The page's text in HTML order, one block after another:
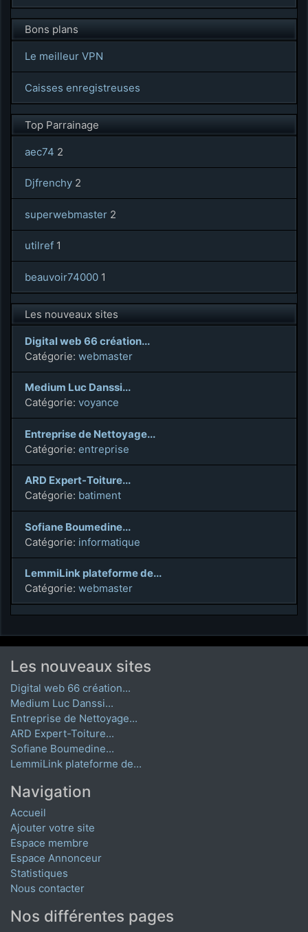
Bons plans
Le meilleur VPN
Caisses enregistreuses
Top Parrainage
aec74 2
Djfrenchy 2
superwebmaster 2
utilref 1
beauvoir74000 1
Les nouveaux sites
Digital web 66 création...
Catégorie: webmaster
Medium Luc Danssi...
Catégorie: voyance
Entreprise de Nettoyage...
Catégorie: entreprise
ARD Expert-Toiture...
Catégorie: batiment
Sofiane Boumedine...
Catégorie: informatique
LemmiLink plateforme de...
Catégorie: webmaster
Les nouveaux sites
Digital web 66 création...
Medium Luc Danssi...
Entreprise de Nettoyage...
ARD Expert-Toiture...
Sofiane Boumedine...
LemmiLink plateforme de...
Navigation
Accueil
Ajouter votre site
Espace membre
Espace Annonceur
Statistiques
Nous contacter
Nos différentes pages